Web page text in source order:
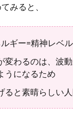
みると、
ギー=精神レベル
変わるのは、波
うになるため
ると素晴らしい